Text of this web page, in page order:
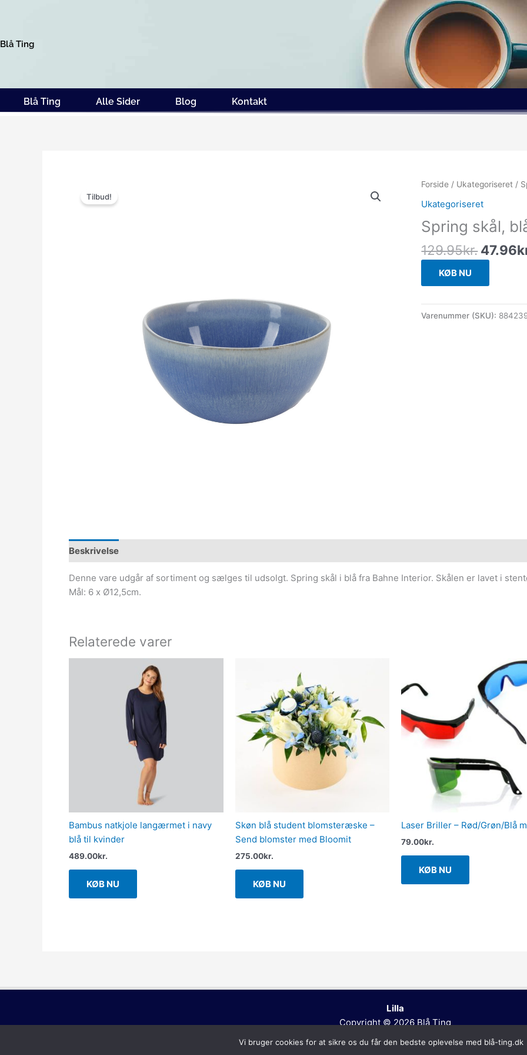
Blå Ting
Blå Ting Alle Sider Blog Kontakt
Tilbud!
Forside / Ukategoriseret /
Ukategoriseret
Spring skål,
129.95kr.
Den
pris
var:
47.96
KØB NU
Varenummer (SKU):
Beskrivelse
Denne vare udgår af sortiment og sælges til udsolgt. Spring skål i blå fra Bahne Interior. Skålen er lavet i
Mål: 6 x Ø12,5cm.
Relaterede varer
Bambus natkjole langærmet i navy
blå til kvinder
489.00kr.
KØB NU
Skøn blå student blomsteræske –
Send blomster med Bloomit
275.00kr.
KØB NU
Laser Briller – Rød/Grøn/Blå
79.00kr.
KØB NU
Lilla
Copyright © 2026Blå Ting
Vi bruger cookies for at sikre os du får den bedste oplevelse med blå-ting.dk